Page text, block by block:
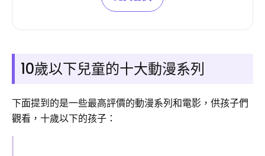
10歲以下兒童的十大動漫系列
下面提到的是一些最高評價的動漫系列和電影，供孩子們
觀看，十歲以下的孩子：